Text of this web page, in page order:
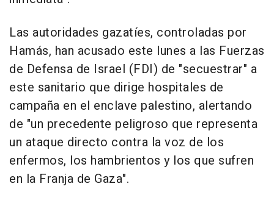
Las autoridades gazatíes, controladas por
Hamás, han acusado este lunes a las Fuerzas
de Defensa de Israel (FDI) de "secuestrar" a
este sanitario que dirige hospitales de
campaña en el enclave palestino, alertando
de "un precedente peligroso que representa
un ataque directo contra la voz de los
enfermos, los hambrientos y los que sufren
en la Franja de Gaza".